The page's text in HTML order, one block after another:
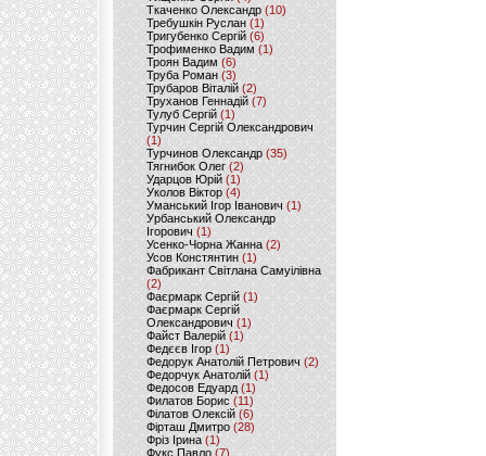
Ткаченко Олександр (10)
Требушкін Руслан (1)
Тригубенко Сергій(6)
Трофименко Вадим (1)
Троян Вадим (6)
Труба Роман(3)
Трубаров Віталій (2)
Труханов Геннадій (7)
Тулуб Сергій(1)
Турчин Сергій Олександрович
(1)
Турчинов Олександр(35)
Тягнибок Олег (2)
Ударцов Юрій (1)
Уколов Віктор(4)
Уманський Ігор Іванович(1)
Урбанський Олександр
Ігорович (1)
Усенко-Чорна Жанна (2)
Усов Констянтин(1)
Фабрикант Світлана Самуілівна
(2)
Фаєрмарк Сергій(1)
Фаєрмарк Сергій
Олександрович (1)
Файст Валерій(1)
Федєєв Ігор (1)
Федорук Анатолій Петрович (2)
Федорчук Анатолій (1)
Федосов Едуард (1)
Филатов Борис (11)
Філатов Олексій (6)
Фірташ Дмитро (28)
Фріз Ірина (1)
Фукс Павло (7)